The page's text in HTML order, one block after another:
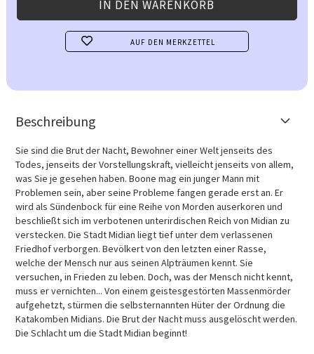
AUF DEN MERKZETTEL
Beschreibung
Sie sind die Brut der Nacht, Bewohner einer Welt jenseits des
Todes, jenseits der Vorstellungskraft, vielleicht jenseits von allem,
was Sie je gesehen haben. Boone mag ein junger Mann mit
Problemen sein, aber seine Probleme fangen gerade erst an. Er
wird als Sündenbock für eine Reihe von Morden auserkoren und
beschließt sich im verbotenen unterirdischen Reich von Midian zu
verstecken. Die Stadt Midian liegt tief unter dem verlassenen
Friedhof verborgen. Bevölkert von den letzten einer Rasse,
welche der Mensch nur aus seinen Alpträumen kennt. Sie
versuchen, in Frieden zu leben. Doch, was der Mensch nicht kennt,
muss er vernichten... Von einem geistesgestörten Massenmörder
aufgehetzt, stürmen die selbsternannten Hüter der Ordnung die
Katakomben Midians. Die Brut der Nacht muss ausgelöscht werden.
Die Schlacht um die Stadt Midian beginnt!